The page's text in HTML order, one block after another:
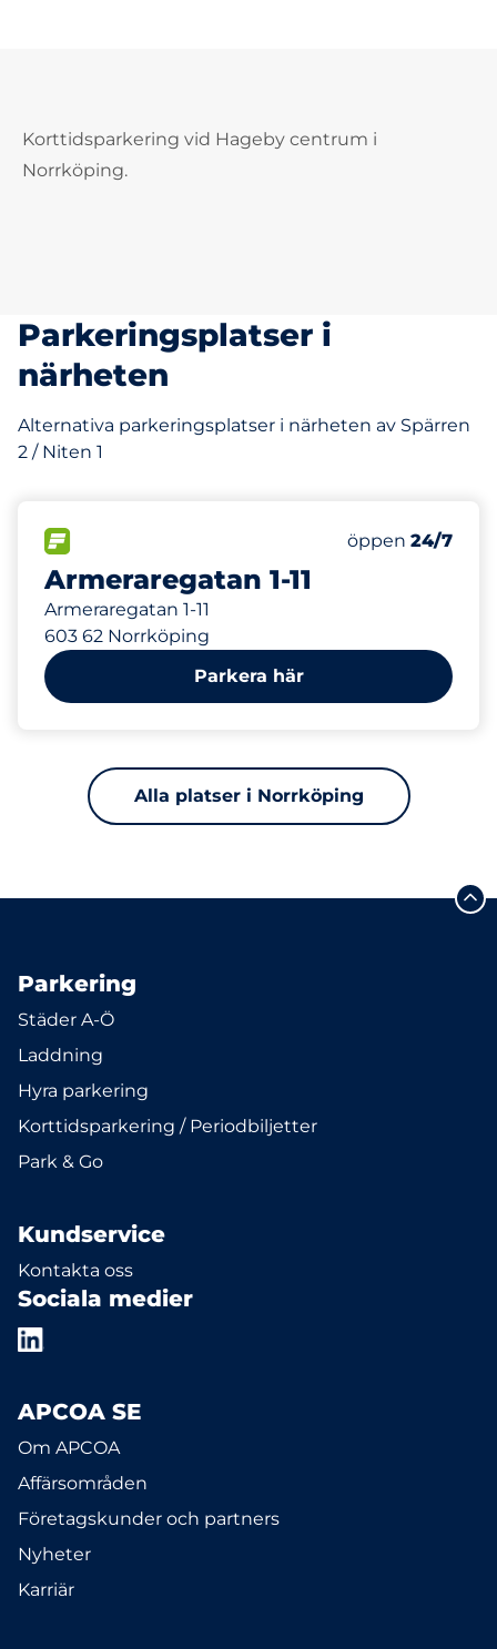
Korttidsparkering vid Hageby centrum i
Norrköping.
Parkeringsplatser i
närheten
Alternativa parkeringsplatser i närheten av Spärren
2 / Niten 1
Armeraregatan 1-11
Armeraregatan 1-11
603 62 Norrköping
Antal
Totalt antal
Torsdag&nbsp
öppen 24/7
138 m
Parkera här
Alla platser i Norrköping
Parkering
Städer A-Ö
Laddning
Hyra parkering
Korttidsparkering / Periodbiljetter
Park & Go
Kundservice
Kontakta oss
Sociala medier
APCOA SE
Om APCOA
Affärsområden
Företagskunder och partners
Nyheter
Karriär